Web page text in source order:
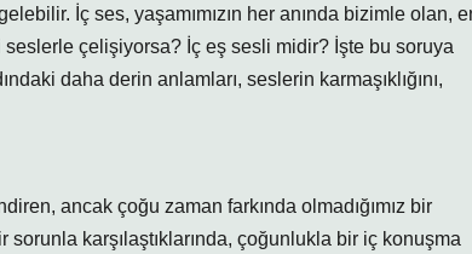
İç ses, yaşamımızın her anında bizimle olan,
çelişiyorsa? İç eş sesli midir? İşte bu soruya
daha derin anlamları, seslerin karmaşıklığını,
ancak çoğu zaman farkında olmadığımız bir
karşılaştıklarında, çoğunlukla bir iç konuşma